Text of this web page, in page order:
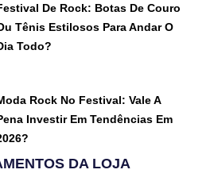
De Rock: Botas De Couro
Tênis Estilosos Para Andar O
Todo?
Rock No Festival: Vale A
Investir Em Tendências Em
DA LOJA